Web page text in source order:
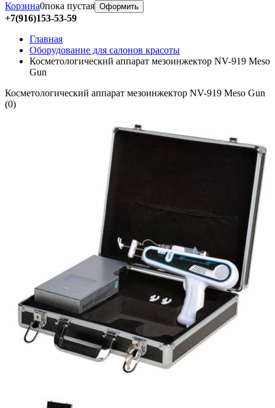
Корзина0пока пустая Оформить
+7(916)153-53-59
Главная
Оборудование для салонов красоты
Косметологический аппарат мезоинжектор NV-919 Meso
Gun
Косметологический аппарат мезоинжектор NV-919 Meso Gun
(0)